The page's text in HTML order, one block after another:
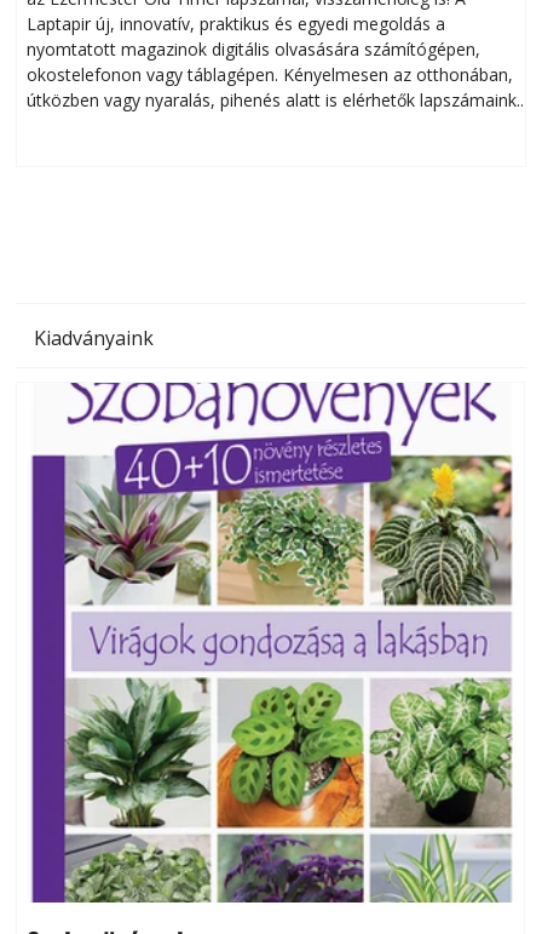
Laptapir új, innovatív, praktikus és egyedi megoldás a
nyomtatott magazinok digitális olvasására számítógépen,
okostelefonon vagy táblagépen. Kényelmesen az otthonában,
útközben vagy nyaralás, pihenés alatt is elérhetők lapszámaink.
Kiadványaink